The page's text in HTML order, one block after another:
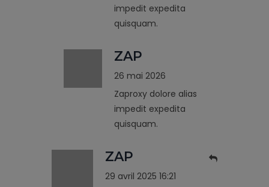
impedit expedita
quisquam.
ZAP
26 mai 2026
Zaproxy dolore alias
impedit expedita
quisquam.
ZAP
29 avril 2025 16:21